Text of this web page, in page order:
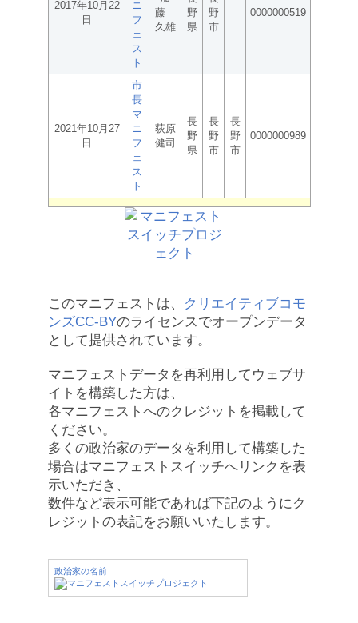
2017年10月22
日
ニ
フ
ェ
ス
ト
藤
久雄
野
県
野
市
0000000519
2021年10月27
日
市
長
マ
ニ
フ
ェ
ス
ト
荻原
健司
長
野
県
長
野
市
長
野
市
0000000989
このマニフェストは、
クリエイティブコモ
ンズCC-BYのライセンスでオープンデータ
として提供されています。
マニフェストデータを再利用してウェブサ
イトを構築した方は、
各マニフェストへのクレジットを掲載して
ください。
多くの政治家のデータを利用して構築した
場合はマニフェストスイッチへリンクを表
示いただき、
数件など表示可能であれば下記のようにク
レジットの表記をお願いいたします。
政治家の名前